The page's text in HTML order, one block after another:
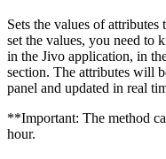
Sets the values ​​of
set the values, you need to
in the Jivo application, in
section. The attributes will
panel and updated in real
**Important: The method
hour.